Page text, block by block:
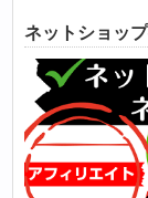
ネットショッ